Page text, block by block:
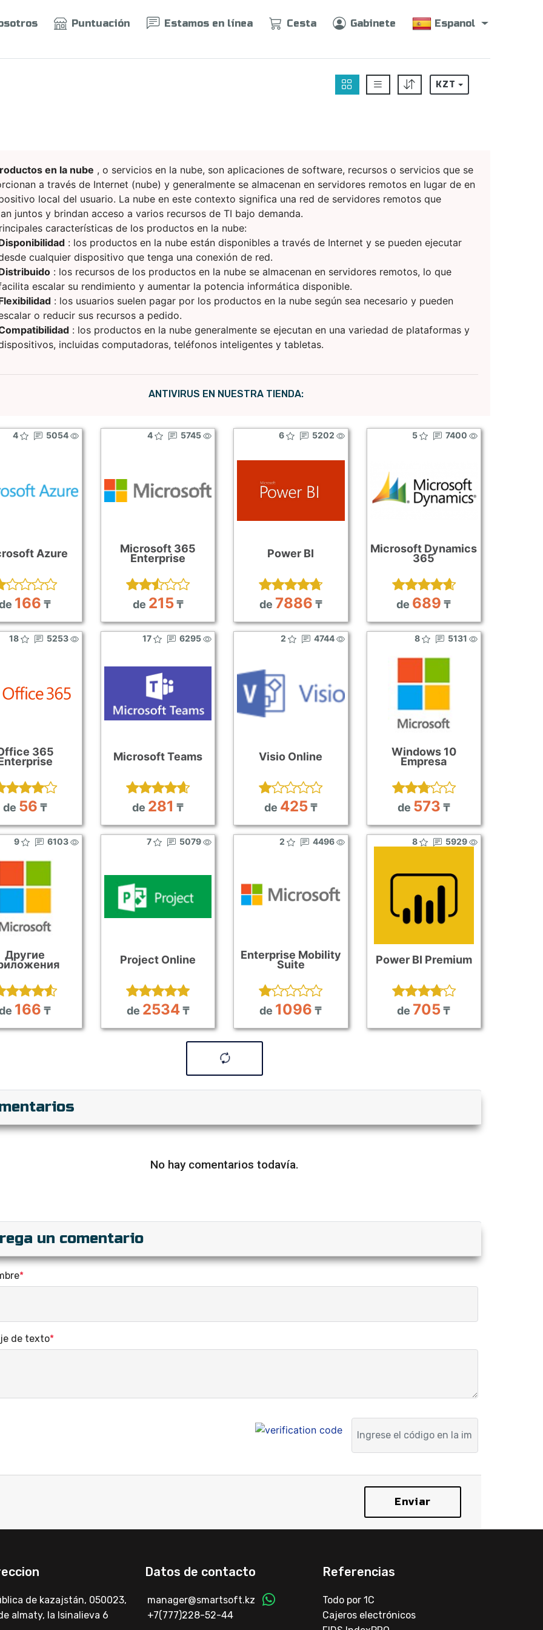
Puntuación Estamos en línea Cesta Gabinete Espanol
KZT
en la nube , o servicios en la nube, son aplicaciones de software, recursos o servicios que se
a través de Internet (nube) y generalmente se almacenan en servidores remotos en lugar de en
local del usuario. La nube en este contexto significa una red de servidores remotos que
juntos y brindan acceso a varios recursos de TI bajo demanda.
características de los productos en la nube:
: los productos en la nube están disponibles a través de Internet y se pueden ejecutar
cualquier dispositivo que tenga una conexión de red.
: los recursos de los productos en la nube se almacenan en servidores remotos, lo que
escalar su rendimiento y aumentar la potencia informática disponible.
: los usuarios suelen pagar por los productos en la nube según sea necesario y pueden
o reducir sus recursos a pedido.
: los productos en la nube generalmente se ejecutan en una variedad de plataformas y
incluidas computadoras, teléfonos inteligentes y tabletas.
ANTIVIRUS EN NUESTRA TIENDA:
4 5054
Azure
166 ₸
4 5745
Microsoft 365
Enterprise
de 215 ₸
6 5202
Power BI
de 7886 ₸
5 7400
Microsoft Dynamics
365
de 689 ₸
18 5253
365
de 56 ₸
17 6295
Microsoft Teams
de 281 ₸
2 4744
Visio Online
de 425₸
8 5131
Windows 10
Empresa
de 573 ₸
9 6103
Другие
166 ₸
7 5079
Project Online
de 2534 ₸
2 4496
Enterprise Mobility
Suite
de 1096 ₸
8 5929
Power BI Premium
de 705 ₸
No hay comentarios todavía.
un comentario
*
de texto*
Enviar
de kazajstán, 050023,
almaty, la Isinalieva 6
Datos de contacto
manager@smartsoft.kz
+7(777)228-52-44
Referencias
Todo por 1C
Cajeros electrónicos